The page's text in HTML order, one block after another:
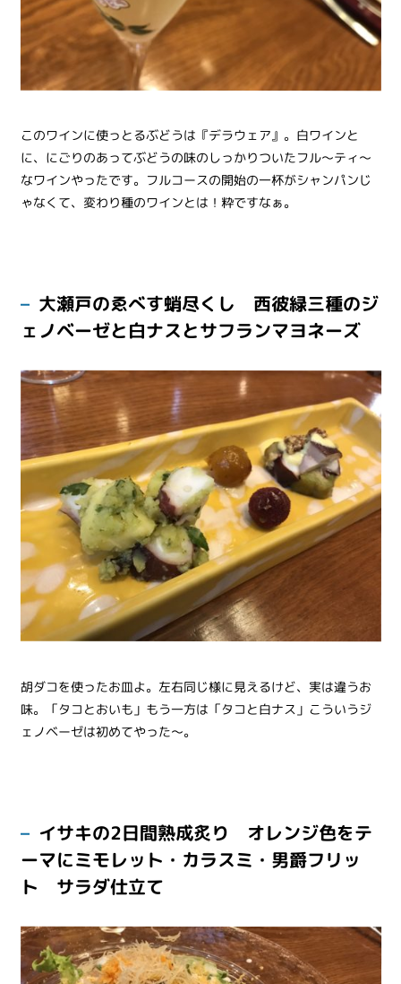
このワインに使っとるぶどうは『デラウェア』。白ワインと
に、にごりのあってぶどうの味のしっかりついたフル～ティ～
なワインやったです。フルコースの開始の一杯がシャンパンじ
ゃなくて、変わり種のワインとは！粋ですなぁ。
大瀬戸のゑべす蛸尽くし 西彼緑三種のジ
ェノベーゼと白ナスとサフランマヨネーズ
胡ダコを使ったお皿よ。左右同じ様に見えるけど、実は違うお
味。「タコとおいも」もう一方は「タコと白ナス」こういうジ
ェノベーゼは初めてやった～。
イサキの2日間熟成炙り オレンジ色をテ
ーマにミモレット・カラスミ・男爵フリッ
ト サラダ仕立て